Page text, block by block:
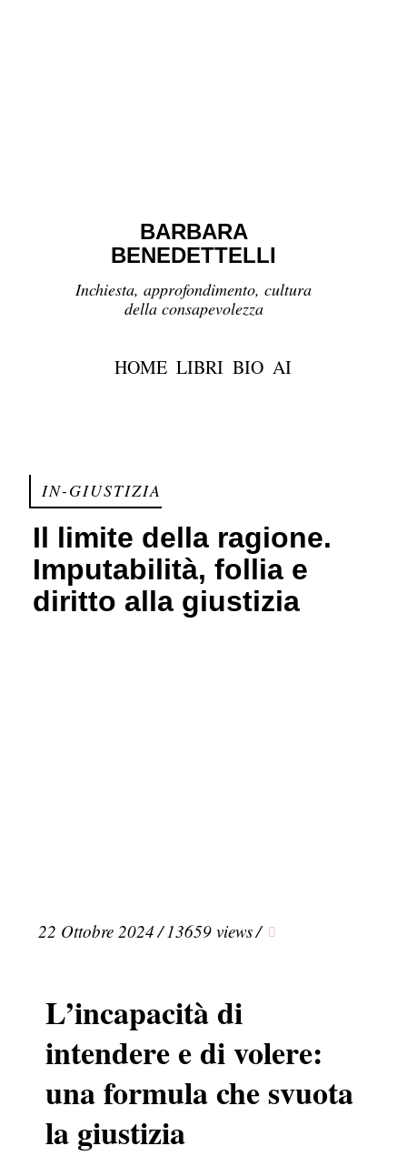
BARBARA
BENEDETTELLI
Inchiesta, approfondimento, cultura
della consapevolezza
HOME LIBRI BIO AI
IN-GIUSTIZIA
Il limite della ragione.
Imputabilità, follia e
diritto alla giustizia
22 Ottobre 2024 /13659 views/
L’incapacità di
intendere e di volere:
una formula che svuota
la giustizia